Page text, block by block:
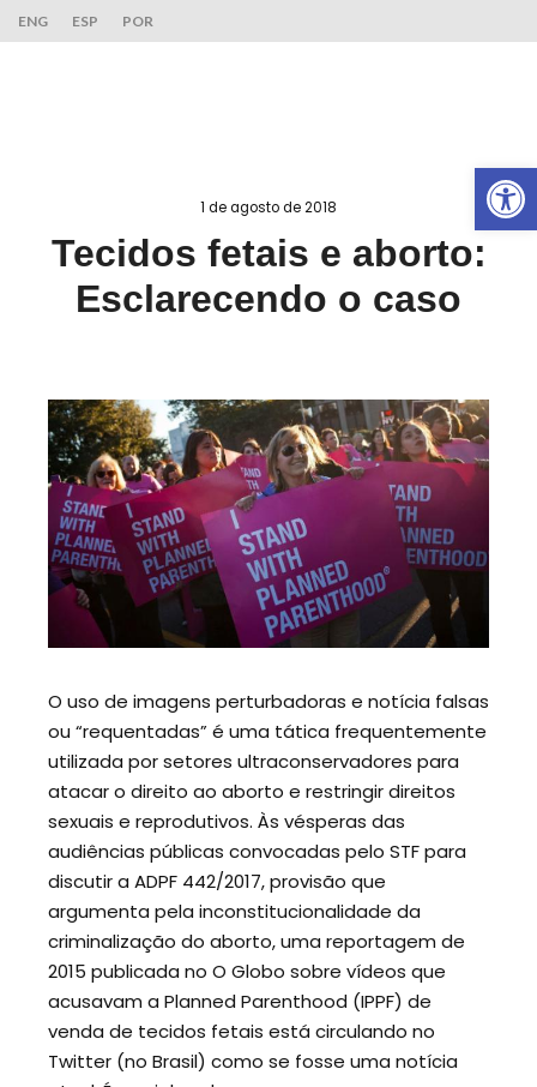
ENG ESP POR
1 de agosto de 2018
Tecidos fetais e aborto:
Esclarecendo o caso
O uso de imagens perturbadoras e notícia falsas
ou “requentadas” é uma tática frequentemente
utilizada por setores ultraconservadores para
atacar o direito ao aborto e restringir direitos
sexuais e reprodutivos. Às vésperas das
audiências públicas convocadas pelo STF para
discutir a ADPF 442/2017, provisão que
argumenta pela inconstitucionalidade da
criminalização do aborto, uma reportagem de
2015 publicada no O Globo sobre vídeos que
acusavam a Planned Parenthood (IPPF) de
venda de tecidos fetais está circulando no
Twitter (no Brasil) como se fosse uma notícia